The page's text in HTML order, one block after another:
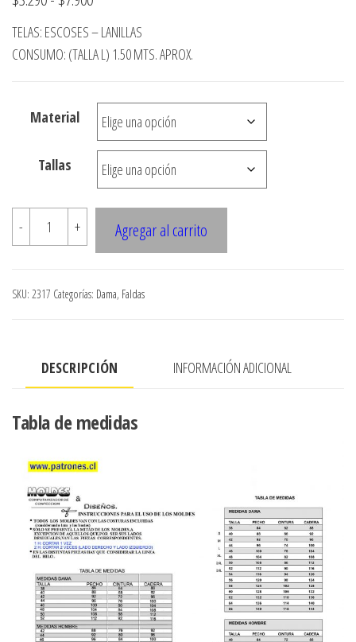
de
precios:
$3.290
hasta
$7.900
TELAS: ESCOSES – LANILLAS
CONSUMO: (TALLA L) 1.50 MTS. APROX.
Material
Tallas
-
2317
FALDA
DESFLECADA
FALDON
SESGO
+ Agregar al carrito
SKU: 2317 Categorías: Dama, Faldas
DESCRIPCIÓN INFORMACIÓN ADICIONAL
Tabla de medidas